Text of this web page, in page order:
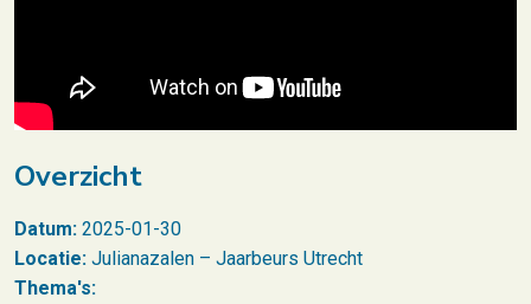
Overzicht
Datum: 2025-01-30
Locatie: Julianazalen – Jaarbeurs Utrecht
Thema's: